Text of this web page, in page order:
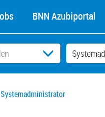
BNN Azubiportal
Systemadministrator